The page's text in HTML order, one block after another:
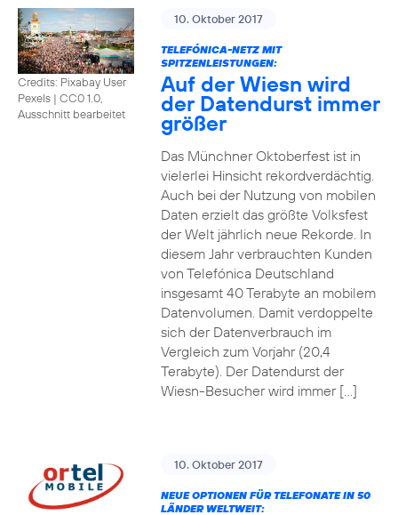
Credits: Pixabay User
Pexels | CC0 1.0,
Ausschnitt bearbeitet
10. Oktober 2017
TELEFÓNICA-NETZ MIT
SPITZENLEISTUNGEN:
Auf der Wiesn wird
der Datendurst immer
größer
Das Münchner Oktoberfest ist in
vielerlei Hinsicht rekordverdächtig.
Auch bei der Nutzung von mobilen
Daten erzielt das größte Volksfest
der Welt jährlich neue Rekorde. In
diesem Jahr verbrauchten Kunden
von Telefónica Deutschland
insgesamt 40 Terabyte an mobilem
Datenvolumen. Damit verdoppelte
sich der Datenverbrauch im
Vergleich zum Vorjahr (20,4
Terabyte). Der Datendurst der
Wiesn-Besucher wird immer […]
10. Oktober 2017
NEUE OPTIONEN FÜR TELEFONATE IN 50
LÄNDER WELTWEIT: